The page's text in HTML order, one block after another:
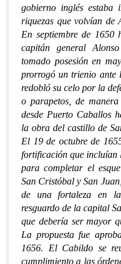
gobierno inglés estaba
riquezas que volvían de
En septiembre de 1650
capitán general
tomado posesión en
prorrogó un trienio ante
redobló su celo por la
o parapetos, de
desde Puerto Caballos
la obra del castillo de
El 19 de octubre de
fortificación que incluían
para completar el
San Cristóbal y San
de una fortaleza en
resguardo de la capital
que debería ser mayor
La propuesta fue
1656. El Cabildo se
cumplimiento a las